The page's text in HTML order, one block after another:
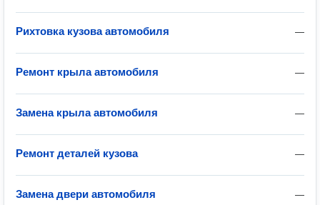
—
Рихтовка кузова автомобиля
—
Ремонт крыла автомобиля
—
Замена крыла автомобиля
—
Ремонт деталей кузова
—
Замена двери автомобиля